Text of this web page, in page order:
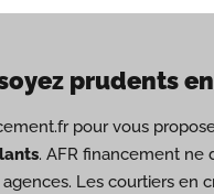
prudents
pour vous
. AFR financement ne
Les courtiers